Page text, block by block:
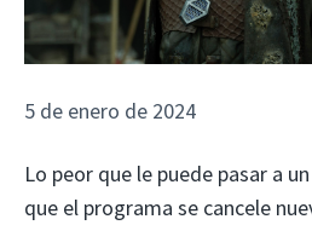
5 de enero de 2024
Lo peor que le puede pasar a un
que el programa se cancele